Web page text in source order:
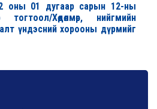
оны 01 дугаар сарын 12-ны
Хөдөлмөр, нийгмийн
үндэсний хорооны дүрмийг